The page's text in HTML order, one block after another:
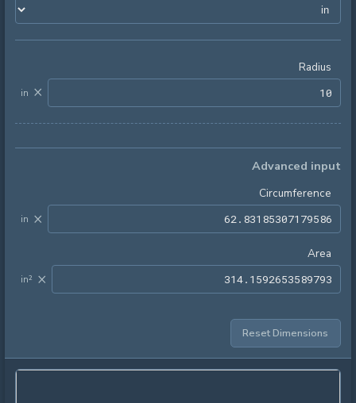
Radius
×
in
Advanced input
Circumference
×
in
Area
×
in²
Reset Dimensions